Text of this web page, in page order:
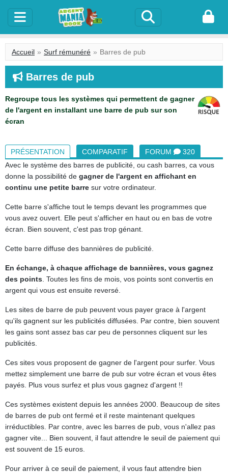
Accueil Surf rémunéré Barres de pub
Barres de pub
Regroupe tous les systèmes qui permettent de gagner
de l'argent en installant une barre de pub sur son
écran
PRÉSENTATION COMPARATIF FORUM
320
Avec le système des barres de publicité, ou cash barres, ca vous
donne la possibilité de gagner de l'argent en affichant en
continu une petite barre sur votre ordinateur.
Cette barre s'affiche tout le temps devant les programmes que
vous avez ouvert. Elle peut s'afficher en haut ou en bas de votre
écran. Bien souvent, c'est pas trop génant.
Cette barre diffuse des bannières de publicité.
En échange, à chaque affichage de bannières, vous gagnez
des points . Toutes les fins de mois, vos points sont convertis en
argent qui vous est ensuite reversé.
Les sites de barre de pub peuvent vous payer grace à l'argent
qu'ils gagnent sur les publicités diffusées. Par contre, bien souvent
les gains sont assez bas car peu de personnes cliquent sur les
publicités.
Ces sites vous proposent de gagner de l'argent pour surfer. Vous
mettez simplement une barre de pub sur votre écran et vous êtes
payés. Plus vous surfez et plus vous gagnez d'argent !!
Ces systèmes existent depuis les années 2000. Beaucoup de sites
de barres de pub ont fermé et il reste maintenant quelques
irréductibles. Par contre, avec les barres de pub, vous n'allez pas
gagner vite... Bien souvent, il faut attendre le seuil de paiement qui
est souvent de 15 euros.
Pour arriver à ce seuil de paiement, il vous faut attendre bien